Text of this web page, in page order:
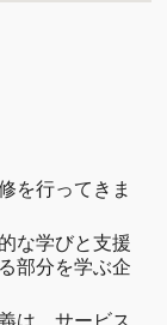
を行ってきま
な学びと支援
部分を学ぶ企
は、サービス